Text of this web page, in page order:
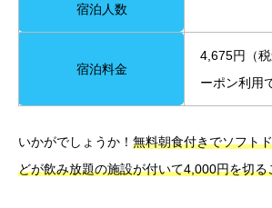
宿泊人数
宿泊料金
4,675円（
ーポン利用
いかがでしょうか！ 無料朝食付きでソフト
どが飲み放題の施設が付いて4,000円を切